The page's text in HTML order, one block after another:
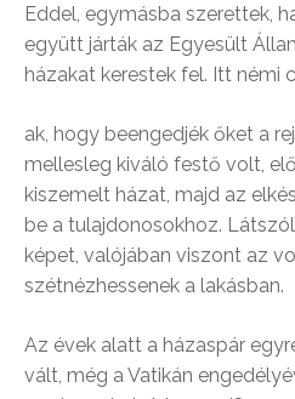
Eddel, egymásba szerettek,
együtt járták az Egyesült
házakat kerestek fel. Itt némi
ak, hogy beengedjék őket a
mellesleg kiváló festő volt,
kiszemelt házat, majd az
be a tulajdonosokhoz.
képet, valójában viszont az
szétnézhessenek a lakásban.
Az évek alatt a házaspár
vált, még a Vatikán